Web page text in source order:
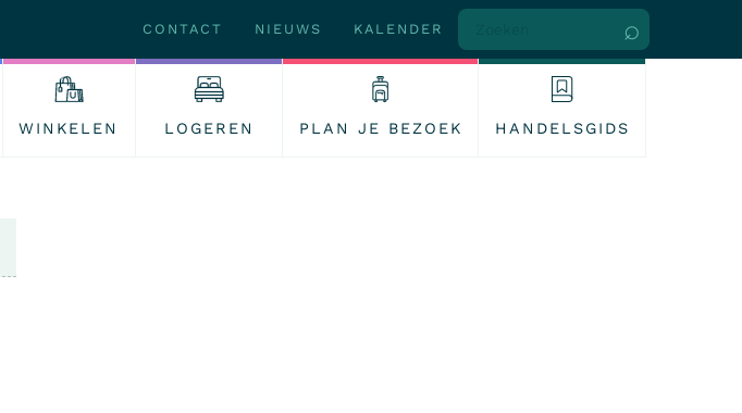
CONTACT NIEUWS KALENDER
WINKELEN LOGEREN PLAN JE BEZOEK HANDELSGIDS